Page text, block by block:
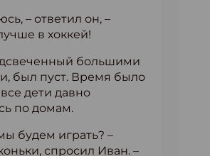
– ответил он, –
в хоккей!
большими
был пуст. Время было
дети давно
по домам.
будем играть? –
спросил Иван. –